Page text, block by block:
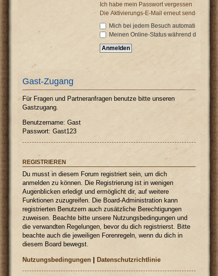
Ich habe mein Passwort vergessen
Die Aktivierungs-E-Mail erneut senden
Mich bei jedem Besuch automatisch
Meinen Online-Status während dieser
Gast-Zugang
Für Fragen und Partneranfragen benutze bitte unseren
Gastzugang.
Benutzername: Gast
Passwort: Gast123
REGISTRIEREN
Du musst in diesem Forum registriert sein, um dich
anmelden zu können. Die Registrierung ist in wenigen
Augenblicken erledigt und ermöglicht dir, auf weitere
Funktionen zuzugreifen. Die Board-Administration kann
registrierten Benutzern auch zusätzliche Berechtigungen
zuweisen. Beachte bitte unsere Nutzungsbedingungen und
die verwandten Regelungen, bevor du dich registrierst. Bitte
beachte auch die jeweiligen Forenregeln, wenn du dich in
diesem Board bewegst.
Nutzungsbedingungen |Datenschutzrichtlinie